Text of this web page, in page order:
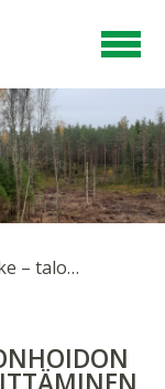
Luontolaatuhanke – talousmetsien luonnonhoidon laadunseurannan kehittäminen